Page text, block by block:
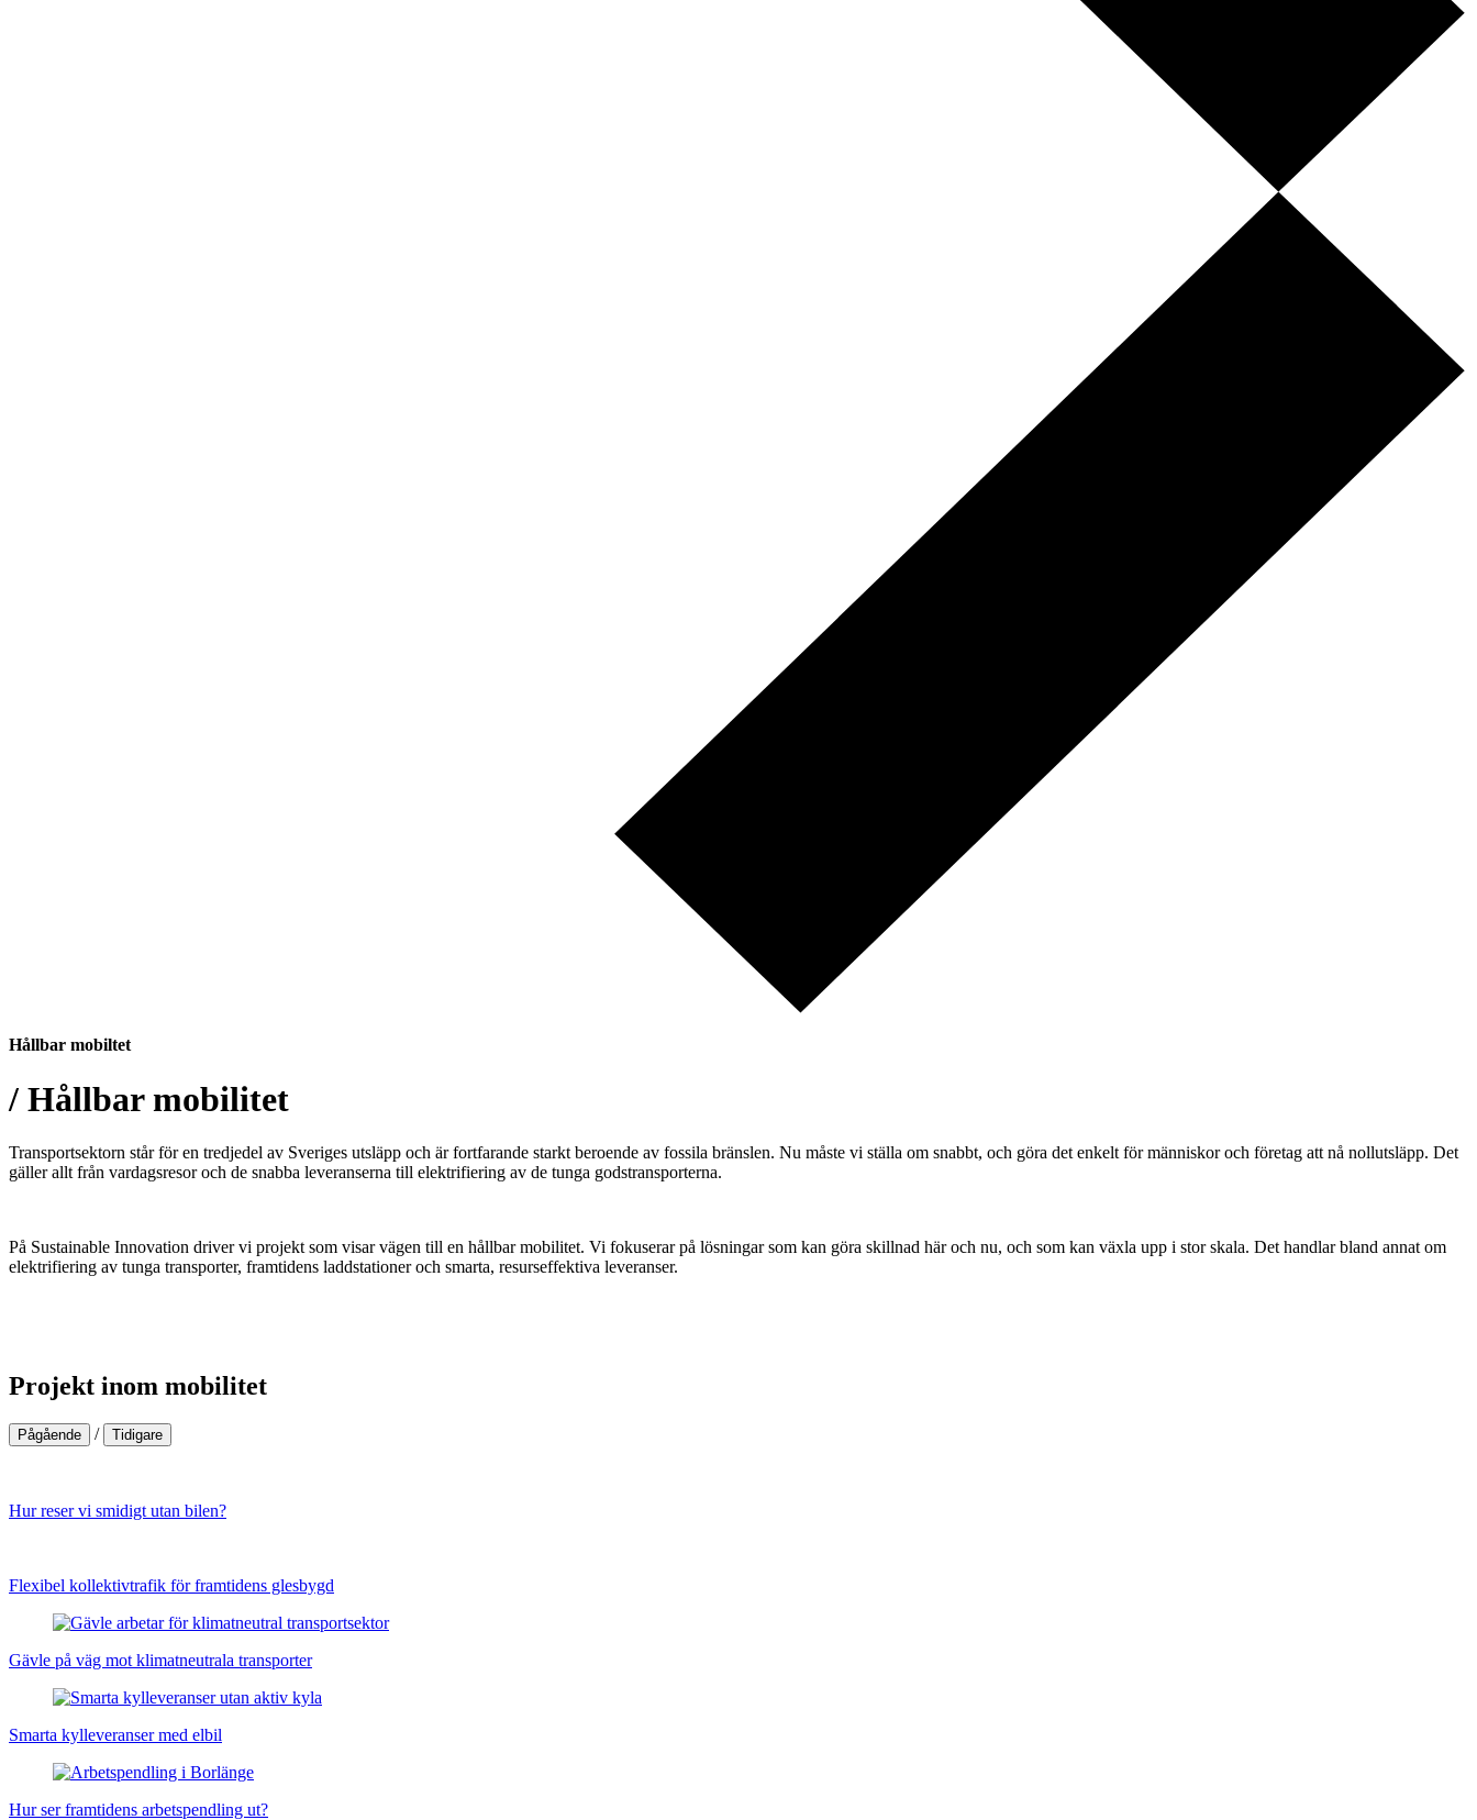
Hållbar mobiltet
/ Hållbar mobilitet
Transportsektorn står för en tredjedel av Sveriges utsläpp och är fortfarande starkt beroende av fossila bränslen. Nu måste vi ställa om snabbt, och göra det enkelt för människor och företag att nå nollutsläpp. Det
gäller allt från vardagsresor och de snabba leveranserna till elektrifiering av de tunga godstransporterna.
På Sustainable Innovation driver vi projekt som visar vägen till en hållbar mobilitet. Vi fokuserar på lösningar som kan göra skillnad här och nu, och som kan växla upp i stor skala. Det handlar bland annat om
elektrifiering av tunga transporter, framtidens laddstationer och smarta, resurseffektiva leveranser.
Projekt inom mobilitet
Pågående / Tidigare
Hur reser vi smidigt utan bilen?
Flexibel kollektivtrafik för framtidens glesbygd
Gävle på väg mot klimatneutrala transporter
Smarta kylleveranser med elbil
Hur ser framtidens arbetspendling ut?